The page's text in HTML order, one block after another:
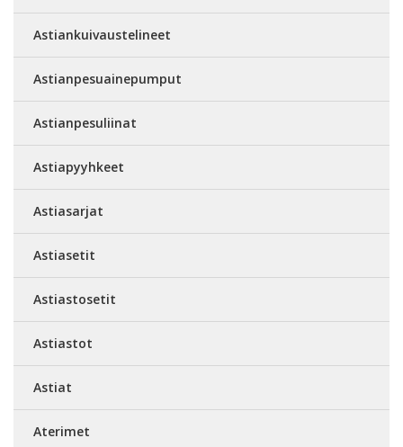
Astiankuivaustelineet
Astianpesuainepumput
Astianpesuliinat
Astiapyyhkeet
Astiasarjat
Astiasetit
Astiastosetit
Astiastot
Astiat
Aterimet